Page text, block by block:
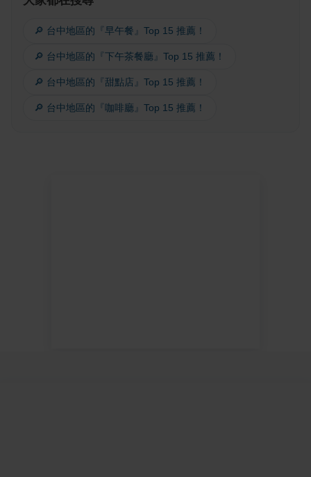
🔎 台中地區的『早午餐』Top 15 推薦！
🔎 台中地區的『下午茶餐廳』Top 15 推薦！
🔎 台中地區的『甜點店』Top 15 推薦！
🔎 台中地區的『咖啡廳』Top 15 推薦！